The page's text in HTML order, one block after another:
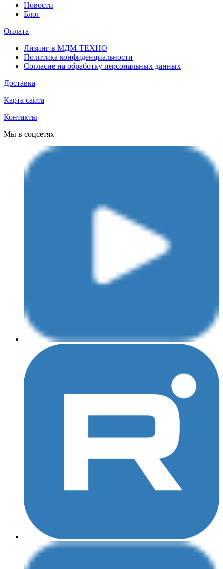
Новости
Блог
Оплата
Лизинг в МДМ-ТЕХНО
Политика конфиденциальности
Согласие на обработку персональных данных
Доставка
Карта сайта
Контакты
Мы в соцсетях